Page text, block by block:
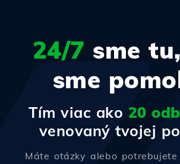
24/7 sme
sme
Tím viac ako 20
venovaný tvojej
Máte otázky alebo potrebujete